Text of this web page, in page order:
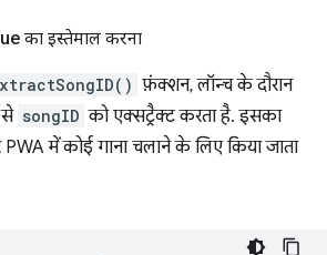
का इस्तेमाल करना
फ़ंक्शन, लॉन्च के दौरान
से songID को एक्सट्रैक्ट करता है. इसका
में कोई गाना चलाने के लिए किया जाता